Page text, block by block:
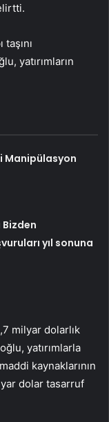
taşını
yatırımların
Manipülasyon
Bizden
yıl sonuna
milyar dolarlık
yatırımlarla
kaynaklarının
dolar tasarruf